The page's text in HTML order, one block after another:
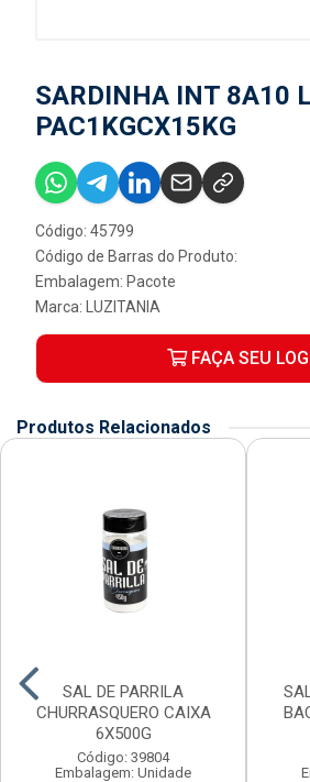
SARDINHA INT 8A10
PAC1KGCX15KG
Código: 45799
Código de Barras do Produto:
Embalagem: Pacote
Marca:
LUZITANIA
FAÇA SEU
Produtos Relacionados
SAL DE PARRILA
CHURRASQUERO CAIXA
6X500G
Código: 39804
Embalagem: Unidade